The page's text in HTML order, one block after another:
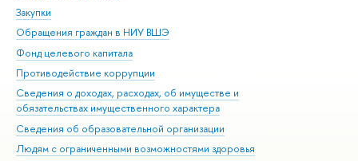
Закупки
Обращения граждан в НИУ ВШЭ
Фонд целевого капитала
Противодействие коррупции
Сведения о доходах, расходах, об имуществе и
обязательствах имущественного характера
Сведения об образовательной организации
Людям с ограниченными возможностями здоровья